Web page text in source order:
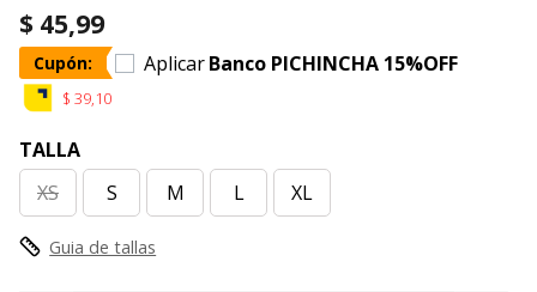
$ 45,99
Cupón: AplicarBanco PICHINCHA 15%OFF
$ 39,10
TALLA
XS
S M L XL
Guia de tallas